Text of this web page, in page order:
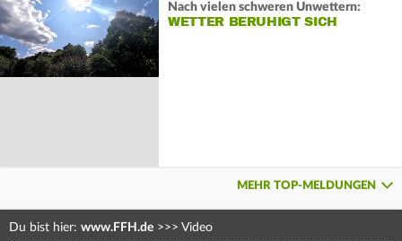
Nach vielen schweren Unwettern:
WETTER BERUHIGT SICH
MEHR TOP-MELDUNGEN
Du bist hier: www.FFH.de >>> Video